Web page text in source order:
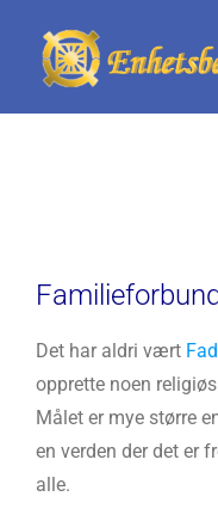
content
Det har aldri vært
opprette noen
Målet er mye større
en verden der det er
alle.